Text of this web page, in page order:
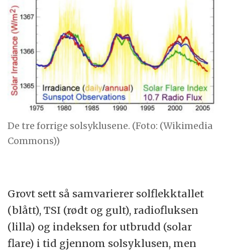
De tre forrige solsyklusene. (Foto: (Wikimedia
Commons))
Grovt sett så samvarierer solflekktallet
(blått), TSI (rødt og gult), radiofluksen
(lilla) og indeksen for utbrudd (solar
flare) i tid gjennom solsyklusen, men